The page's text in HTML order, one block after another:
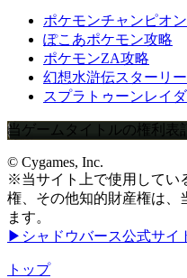
ポケモンチャンピオ
ぽこあポケモン攻略
ポケモンZA攻略
幻想水滸伝スターリ
スプラトゥーンレイ
当ゲームタイトルの権利表
© Cygames, Inc.
※当サイト上で使用してい
権、その他知的財産権は、
ます。
▶シャドウバース公式サイ
トップ